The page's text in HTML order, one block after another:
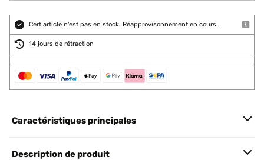
Cert article n'est pas en stock. Réapprovisonnement en cours.
14 jours de rétraction
Caractéristiques principales
Description de produit